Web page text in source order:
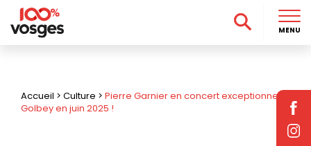
Accueil > Culture > Pierre Garnier en concert exceptionnel à
Golbey en juin 2025 !
MENU